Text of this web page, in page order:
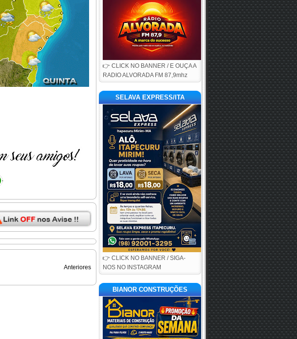
Anteriores
👉 CLICK NO BANNER / E OUÇA A
RADIO ALVORADA FM 87,9mhz
SELAVA EXPRESS/ITA
👉 CLICK NO BANNER / SIGA-
NOS NO INSTAGRAM
BIANOR CONSTRUÇÕES